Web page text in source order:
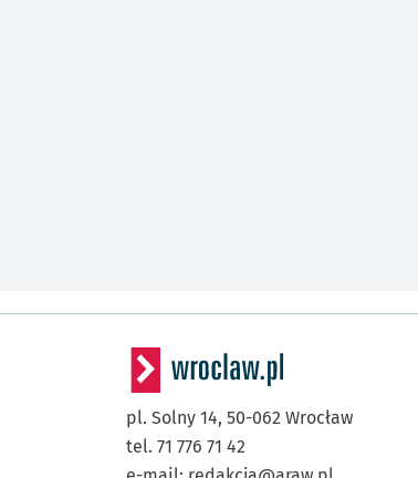
pl. Solny 14, 50-062 Wrocław
tel. 71 776 71 42